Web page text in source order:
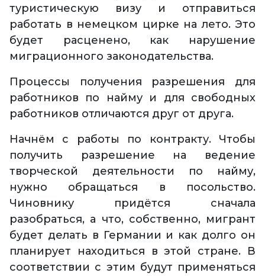
туристическую визу и отправиться
работать в немецком цирке на лето. Это
будет расценено, как нарушение
миграционного законодательства.
Процессы получения разрешения для
работников по найму и для свободных
работников отличаются друг от друга.
Начнём с работы по контракту. Чтобы
получить разрешение на ведение
творческой деятельности по найму,
нужно обращаться в посольство.
Чиновнику придётся сначала
разобраться, а что, собственно, мигрант
будет делать в Германии и как долго он
планирует находиться в этой стране. В
соответствии с этим будут применяться